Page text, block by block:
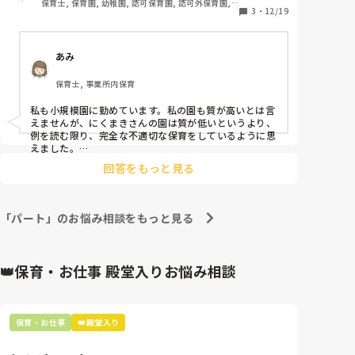
も達と座ってこちらの様子を見てるだけ…私は、仕方
がなく暴れてる子の対応しながら「〇〇先生（資格も
見かねた退勤後の正規の先生が、助けに来てくれて進
行を変わる…なぜ？私の忙しい様子を見てさりげなく
進行を変わったり（絵本読み）、事務所に助けを求め
たりと動いてくれない？昨日は、限界もあり資格もち
の先生に私が対応に追われた場合…絵本読んでくださ
い…とお願いしました。「え？」て顔されました。
今回、暴れた加配児は、日頃から難ありなのは皆ご存
知なので…予測はできる。
て助けてくれます。加配児の子やそのきょうだい（グ
レー）が飛び出したりした時は、1番年配の60代の先
その姿を見てると50代の他の先生達は何してるのか？
私もただのパートです…毎日、毎日、数人の先生にそ
の都度指示しないとダメなんでしょうか？
その一歩が、自分で自分のその日の役割を見ること、か
こうやっておくだけで、責任はあなた自身にもあるよ、
ってなるし、わからなければ確認をする動作をする必要
が生まれます。要は、自分で動かなければ、わからない
ことはわからないまま。
乳児はこの人とこの人、幼児はこの人、保護者対応時は
動きがあったところに1人入る、など。
それぞれの場所に責任を置きます。
3,4人が固まるなんて、それは職務放棄ですよ？と。
基本の動きを決めてしまいましょう。
ね。これは経験上の事実です。
同じ文章を話したとしても、5人いたら5人の受け取り
個々の子どもの説明に関しては、個人情報に配慮しなが
ら、一覧にして確認できるようにしておくのもひとつで
せます。
相手は変わらない、ならばこっちのやり方を捻るほうが
きではないです。自分の時間が欲しいと思ってしまう
派です。）
0.1.2の小規模園なのですが例をあげますと
・0歳児で歩きたてで歩行も不安定なのに1歳児と混ざ
もちろん転んでしまうので踏まれることも多々あり
・声かけが適切ではない
もういい加減にして、ちゃんとやってよなど0.1.2に対
してどうしてやってはいけないのかを伝えることなく
ただダメ！としか伝えない
言うことを聞かない子を引きずり活動に参加させずず
っと立たせてるその後のアフターフォローなどなし
・園長に声かけなどが強い人がいると伝えても私はそ
の場を見てないから知らないと言われる
なよ甘やかしすぎと毎日愚痴る（一歳児に対して）
・場を持たせるために手遊びなどをしないで座って叫
ぶ
まだまだたくさんあるのですがありすぎるのでここら
保育士, 保育園, 幼稚園, 認可保育園, 認可外保育園,
3 ・ 12/19
あみ
保育士, 事業所内保育
私も小規模園に勤めています。私の園も質が高いとは言
えませんが、にくまきさんの園は質が低いというより、
例を読む限り、完全な不適切な保育をしているように思
えました。
普通ではないと思います。園長や理事長が対応してくれ
ないのであれば、外部に助けを求めるしか方法はないの
ていると思うので、辞めてしまうことは可哀想と思うお
気持ちはわかりますが、その園にいることでにくまきさ
回答をもっと見る
「パート」のお悩み相談をもっと見る
👑保育・お仕事 殿堂入りお悩み相談
保育・お仕事 👑殿堂入り